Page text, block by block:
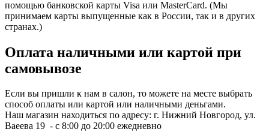
помощью банковской карты Visa или MasterCard. (Мы
принимаем карты выпущенные как в России, так и в других
странах.)
Оплата наличными или картой при
самовывозе
Если вы пришли к нам в салон, то можете на месте выбрать
способ оплаты или картой или наличными деньгами.
Наш магазин находиться по адресу: г. Нижний Новгород, ул.
Ваеева 19 - с 8:00 до 20:00 ежедневно